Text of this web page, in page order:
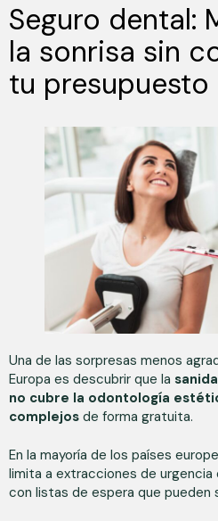
Seguro dental:
la sonrisa sin
tu presupuesto
Una de las sorpresas menos
Europa es descubrir que la
no cubre la odontología
complejos de forma gratuita.
En la mayoría de los países
limita a extracciones de urgencia
con listas de espera que pueden